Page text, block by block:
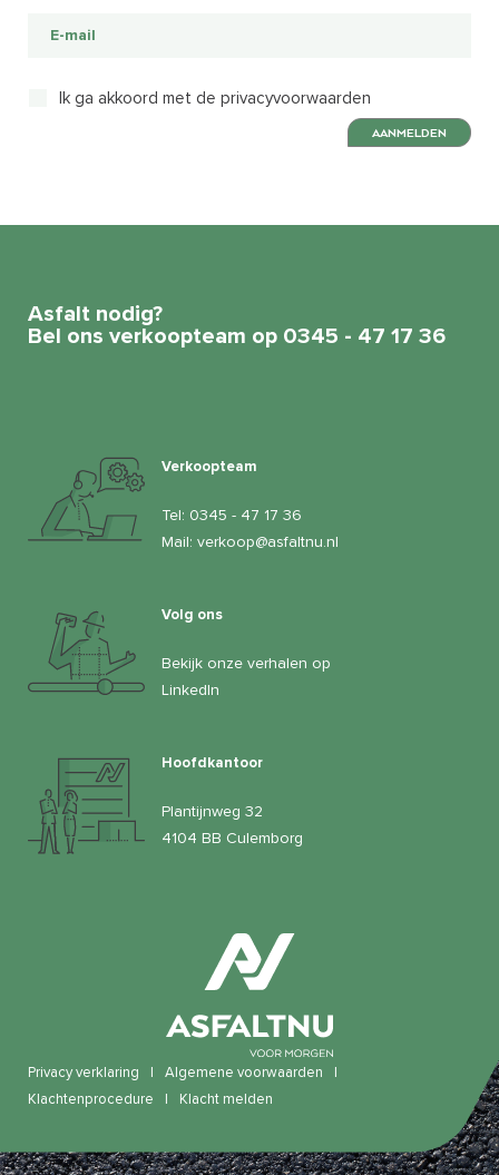
Ik ga akkoord met de privacyvoorwaarden
AANMELDEN
Asfalt nodig?
Bel ons verkoopteam op 0345 - 47 17 36
Verkoopteam
Tel: 0345 - 47 17 36
Mail: verkoop@asfaltnu.nl
Volg ons
Bekijk onze verhalen op
LinkedIn
Hoofdkantoor
Plantijnweg 32
4104 BB Culemborg
Privacy verklaring | Algemene voorwaarden
|
Klachtenprocedure
| Klacht melden